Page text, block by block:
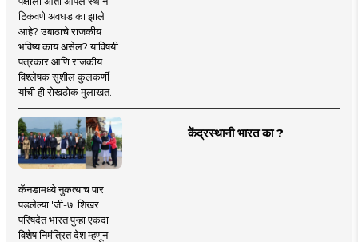
टिकवणे अवघड का झाले
आहे? उबाठाचे राजकीय
भविष्य काय असेल? याविषयी
पत्रकार आणि राजकीय
विश्लेषक सुशील कुलकर्णी
यांची ही रोखठोक मुलाखत..
केंद्रस्थानी भारत का ?
कॅनडामध्ये नुकत्याच पार
पडलेल्या 'जी-७' शिखर
परिषदेत भारत पुन्हा एकदा
विशेष निमंत्रित देश म्हणून